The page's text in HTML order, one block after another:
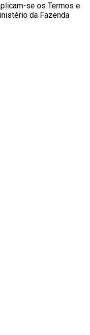
se os Termos e
da Fazenda